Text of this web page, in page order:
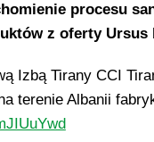
procesu
z oferty Ursus
Izbą Tirany CCI
terenie Albanii